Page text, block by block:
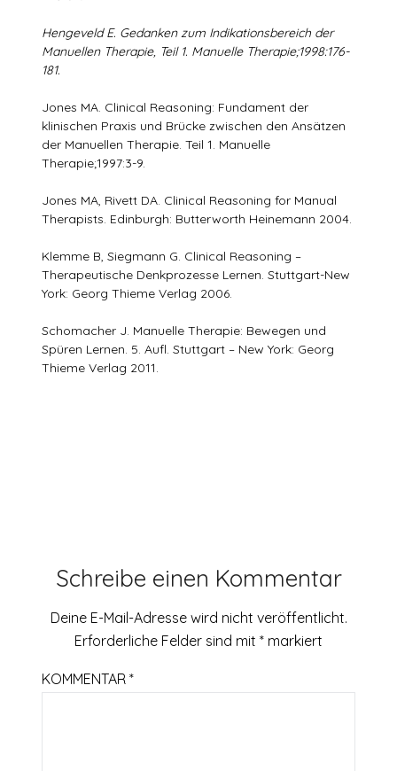
Hengeveld E. Gedanken zum Indikationsbereich der
Manuellen Therapie, Teil 1. Manuelle Therapie;1998:176-
181.
Jones MA. Clinical Reasoning: Fundament der
klinischen Praxis und Brücke zwischen den Ansätzen
der Manuellen Therapie. Teil 1. Manuelle
Therapie;1997:3-9.
Jones MA, Rivett DA. Clinical Reasoning for Manual
Therapists. Edinburgh: Butterworth Heinemann 2004.
Klemme B, Siegmann G. Clinical Reasoning –
Therapeutische Denkprozesse Lernen. Stuttgart-New
York: Georg Thieme Verlag 2006.
Schomacher J. Manuelle Therapie: Bewegen und
Spüren Lernen. 5. Aufl. Stuttgart – New York: Georg
Thieme Verlag 2011.
Schreibe einen Kommentar
Deine E-Mail-Adresse wird nicht veröffentlicht.
Erforderliche Felder sind mit * markiert
KOMMENTAR*